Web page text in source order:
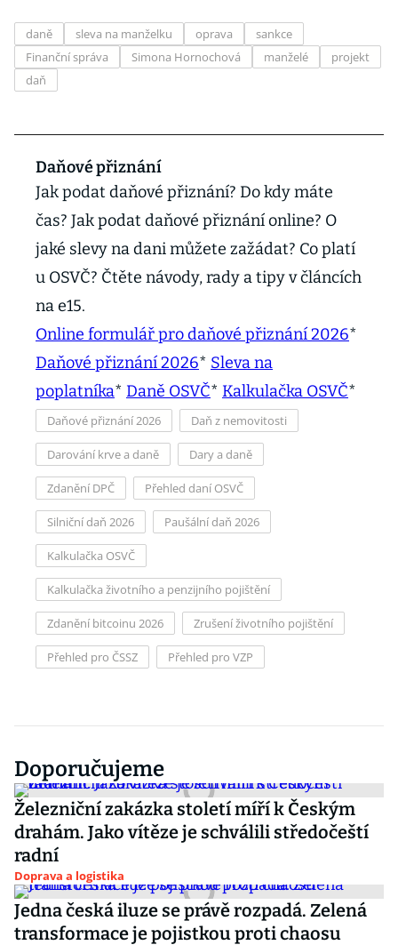
daně sleva na manželku oprava
sankce
Finanční správa
Simona Hornochová manželé
projekt
daň
Daňové přiznání
Jak podat daňové přiznání? Do kdy máte
čas? Jak podat daňové přiznání online? O
jaké slevy na dani můžete zažádat? Co platí
u OSVČ? Čtěte návody, rady a tipy v článcích
na e15.
Online formulář pro daňové přiznání 2026*
Daňové přiznání 2026* Sleva na
poplatníka* Daně OSVČ* Kalkulačka OSVČ*
Daňové přiznání 2026 Daň z nemovitosti
Darování krve a daně Dary a daně
Zdanění DPČ Přehled daní OSVČ
Silniční daň 2026 Paušální daň 2026
Kalkulačka OSVČ
Kalkulačka životního a penzijního pojištění
Zdanění bitcoinu 2026 Zrušení životního pojištění
Přehled pro ČSSZ Přehled pro VZP
Doporučujeme
Železniční zakázka století míří k Českým
drahám. Jako vítěze je schválili středočeští
radní
Doprava a logistika
Jedna česká iluze se právě rozpadá. Zelená
transformace je pojistkou proti chaosu